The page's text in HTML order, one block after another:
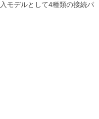
モデルとして4種類の接続パ